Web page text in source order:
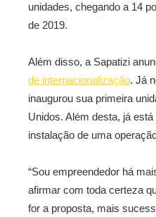
unidades, chegando a 14
de 2019.
Além disso, a Sapatizi
de internacionalização. Já
inaugurou sua primeira
Unidos. Além desta, já
instalação de uma
“Sou empreendedor há
afirmar com toda certeza
for a proposta, mais